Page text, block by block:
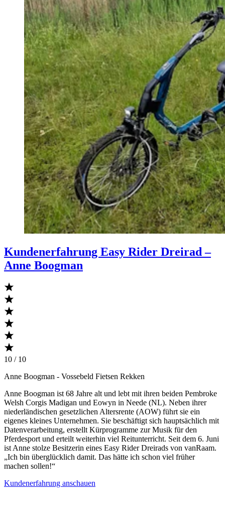
Kundenerfahrung Easy Rider Dreirad –
Anne Boogman
10 / 10
Anne Boogman - Vossebeld Fietsen Rekken
Anne Boogman ist 68 Jahre alt und lebt mit ihren beiden Pembroke
Welsh Corgis Madigan und Eowyn in Neede (NL). Neben ihrer
niederländischen gesetzlichen Altersrente (AOW) führt sie ein
eigenes kleines Unternehmen. Sie beschäftigt sich hauptsächlich mit
Datenverarbeitung, erstellt Kürprogramme zur Musik für den
Pferdesport und erteilt weiterhin viel Reitunterricht. Seit dem 6. Juni
ist Anne stolze Besitzerin eines Easy Rider Dreirads von vanRaam.
„Ich bin überglücklich damit. Das hätte ich schon viel früher
machen sollen!“
Kundenerfahrung anschauen